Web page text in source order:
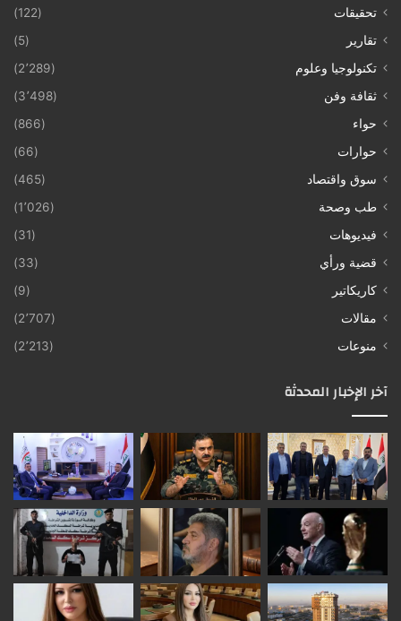
تحقيقات
(122)
تقارير
(5)
تكنولوجيا وعلوم
(2٬289)
ثقافة وفن
(3٬498)
حواء
(866)
حوارات
(66)
سوق واقتصاد
(465)
طب وصحة
(1٬026)
فيديوهات
(31)
قضية ورأي
(33)
كاريكاتير
(9)
مقالات
(2٬707)
منوعات
(2٬213)
آخر الإخبار المحدثة